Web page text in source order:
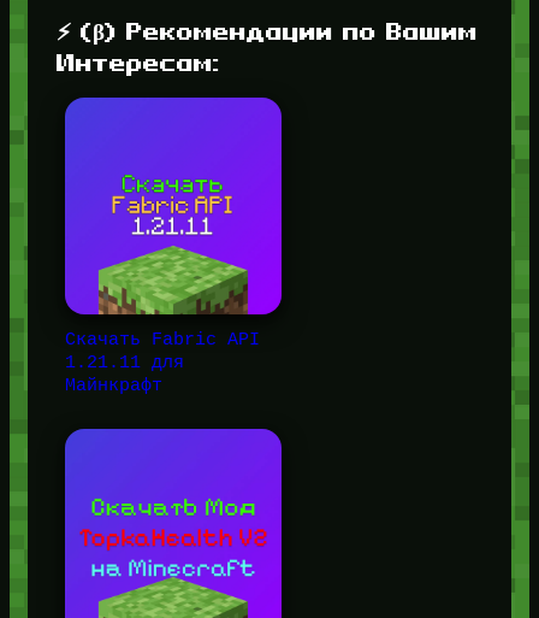
⚡ (β) Рекомендации по Вашим
Интересам:
Скачать Fabric API
1.21.11 для
Майнкрафт